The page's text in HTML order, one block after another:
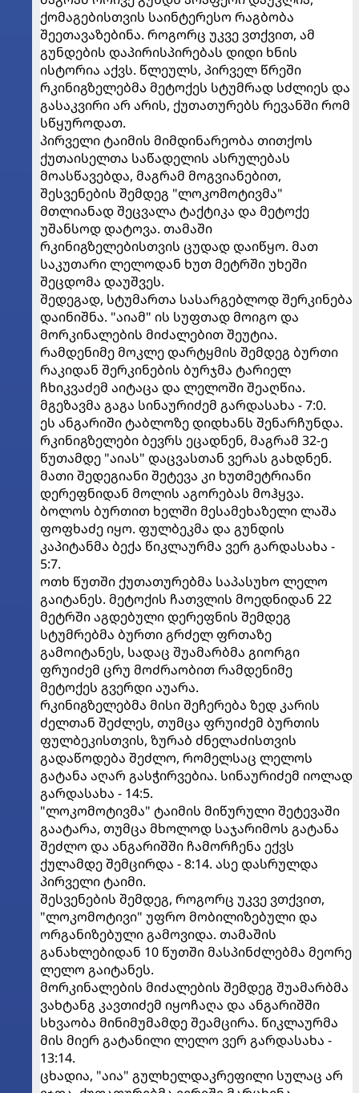
ქომაგებისთვის საინტერესო რაგბობა
შეეთავაზებინა. როგორც უკვე ვთქვით, ამ
გუნდების დაპირისპირებას დიდი ხნის
ისტორია აქვს. წლეულს, პირველ წრეში
რკინიგზელებმა მეტოქეს სტუმრად სძლიეს და
გასაკვირი არ არის, ქუთათურებს რევანში რომ
სწყუროდათ.
პირველი ტაიმის მიმდინარეობა თითქოს
ქუთაისელთა საწადელის ასრულებას
მოასწავებდა, მაგრამ მოგვიანებით,
შესვენების შემდეგ "ლოკომოტივმა"
მთლიანად შეცვალა ტაქტიკა და მეტოქე
უშანსოდ დატოვა. თამაში
რკინიგზელებისთვის ცუდად დაიწყო. მათ
საკუთარი ლელოდან ხუთ მეტრში უხეში
შეცდომა დაუშვეს.
შედეგად, სტუმართა სასარგებლოდ შერკინება
დაინიშნა. "აიამ" ის სუფთად მოიგო და
მორკინალების მიძალებით შეუტია.
რამდენიმე მოკლე დარტყმის შემდეგ ბურთი
რაკიდან შერკინების ბურჯმა ტარიელ
ჩხიკვაძემ აიტაცა და ლელოში შეაღწია.
მგეზავმა გაგა სინაურიძემ გარდასახა - 7:0.
ეს ანგარიში ტაბლოზე დიდხანს შენარჩუნდა.
რკინიგზელები ბევრს ეცადნენ, მაგრამ 32-ე
წუთამდე "აიას" დაცვასთან ვერას გახდნენ.
მათი შედეგიანი შეტევა კი ხუთმეტრიანი
დერეფნიდან მოლის აგორებას მოჰყვა.
ბოლოს ბურთით ხელში მესამეხაზელი ლაშა
ფოფხაძე იყო. ფულბეკმა და გუნდის
კაპიტანმა ბექა წიკლაურმა ვერ გარდასახა -
5:7.
ოთხ წუთში ქუთათურებმა საპასუხო ლელო
გაიტანეს. მეტოქის ჩათვლის მოედნიდან 22
მეტრში აგდებული დერეფნის შემდეგ
სტუმრებმა ბურთი გრძელ ფრთაზე
გამოიტანეს, სადაც შუამარბმა გიორგი
ფრუიძემ ცრუ მოძრაობით რამდენიმე
მეტოქეს გვერდი აუარა.
რკინიგზელებმა მისი შეჩერება ზედ კარის
ძელთან შეძლეს, თუმცა ფრუიძემ ბურთის
ფულბეკისთვის, ზურაბ ძნელაძისთვის
გადაწოდება შეძლო, რომელსაც ლელოს
გატანა აღარ გასჭირვებია. სინაურიძემ იოლად
გარდასახა - 14:5.
"ლოკომოტივმა" ტაიმის მიწურული შეტევაში
გაატარა, თუმცა მხოლოდ საჯარიმოს გატანა
შეძლო და ანგარიშში ჩამორჩენა ექვს
ქულამდე შემცირდა - 8:14. ასე დასრულდა
პირველი ტაიმი.
შესვენების შემდეგ, როგორც უკვე ვთქვით,
"ლოკომოტივი" უფრო მობილიზებული და
ორგანიზებული გამოვიდა. თამაშის
განახლებიდან 10 წუთში მასპინძლებმა მეორე
ლელო გაიტანეს.
მორკინალების მიძალების შემდეგ შუამარბმა
ვახტანგ კავთიძემ იყოჩაღა და ანგარიშში
სხვაობა მინიმუმამდე შეამცირა. წიკლაურმა
მის მიერ გატანილი ლელო ვერ გარდასახა -
13:14.
ცხადია, "აია" გულხელდაკრეფილი სულაც არ